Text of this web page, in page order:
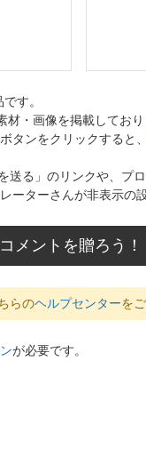
す。
・画像を掲載してお
タンをクリックすると、
送る」のリンクや、プ
ーターさんが非表示の設
メントを贈ろう！
らのヘルプセンターを
が必要です。